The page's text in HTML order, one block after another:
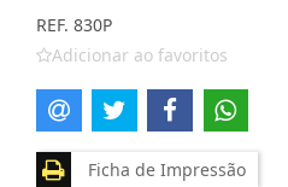
REF. 830P
Adicionar ao favoritos
Ficha de Impressão